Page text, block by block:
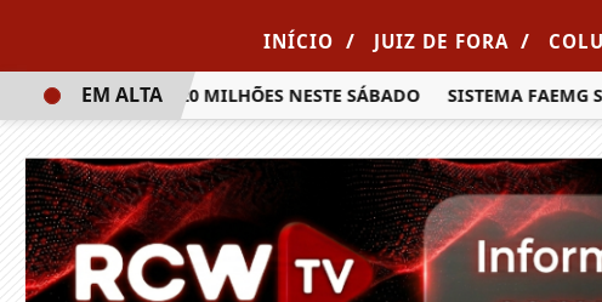
INÍCIO / JUIZ DE FORA /
PRÊMIO DE R$ 20 MILHÕES NESTE SÁBADO SISTEMA FAEMG
EM ALTA